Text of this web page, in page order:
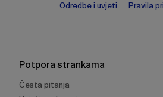
Odredbe i uvjeti
Pravila
Potpora strankama
Česta pitanja